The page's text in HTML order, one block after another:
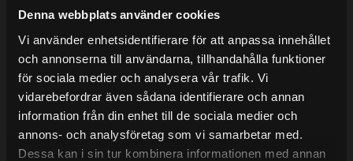
Denna webbplats använder cookies
Vi använder enhetsidentifierare för att anpassa innehållet
och annonserna till användarna, tillhandahålla funktioner
för sociala medier och analysera vår trafik. Vi
vidarebefordrar även sådana identifierare och annan
information från din enhet till de sociala medier och
annons- och analysföretag som vi samarbetar med.
Dessa kan i sin tur kombinera informationen med annan
det helt stängt.
Mån-Tors: 10:30-15:00
Lunchstängt 12:00-13:00
Tel:031- 51 66 60
E-post: info@streetperformance.se